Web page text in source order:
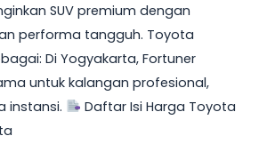
SUV premium dengan
performa tangguh. Toyota
Di Yogyakarta, Fortuner
untuk kalangan profesional,
instansi.
Daftar Isi Harga Toyota